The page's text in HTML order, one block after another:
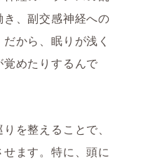
、副交感神経への
から、眠りが浅く
めたりするんで
を整えることで、
ます。特に、頭に